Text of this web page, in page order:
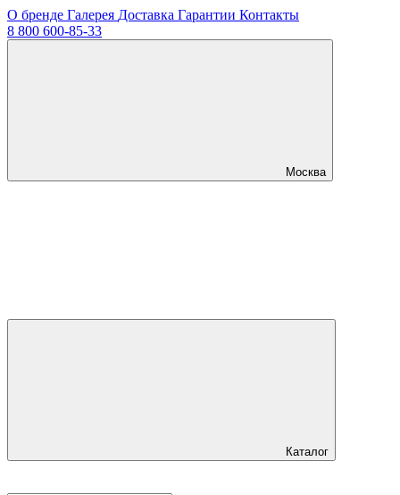
О бренде Галерея Доставка Гарантии Контакты
8 800 600-85-33
Москва
Каталог